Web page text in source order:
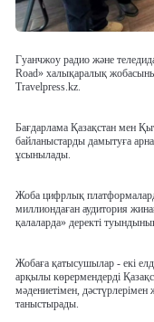
Гуанчжоу радио және
Road» халықаралық
Travelpress.kz.
Бағдарлама Қазақстан мен
байланыстарды дамытуға
ұсынылады.
Жоба цифрлық
миллиондаған аудитория
қалаларда» деректі
Жобаға қатысушылар - екі
арқылы көрермендерді
мәдениетімен,
таныстырады.